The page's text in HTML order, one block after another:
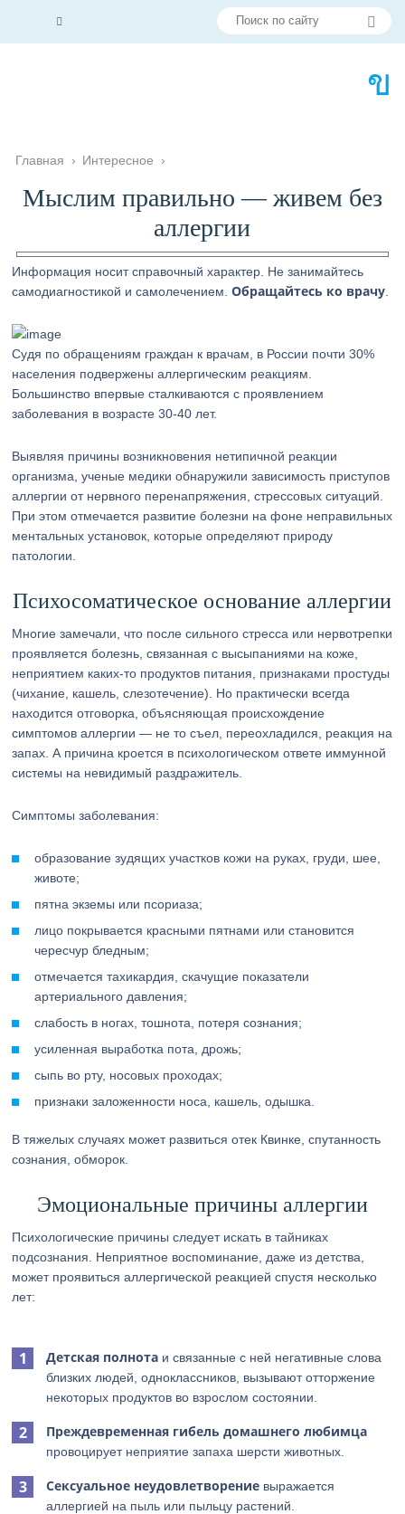
Главная › Интересное ›
Мыслим правильно — живем без
аллергии
Информация носит справочный характер. Не занимайтесь
самодиагностикой и самолечением.Обращайтесь ко врачу
Судя по обращениям граждан к врачам, в России почти 30%
населения подвержены аллергическим реакциям.
Большинство впервые сталкиваются с проявлением
заболевания в возрасте 30-40 лет.
Выявляя причины возникновения нетипичной реакции
организма, ученые медики обнаружили зависимость приступов
аллергии от нервного перенапряжения, стрессовых ситуаций.
При этом отмечается развитие болезни на фоне неправильных
ментальных установок, которые определяют природу
патологии.
Психосоматическое основание аллергии
Многие замечали, что после сильного стресса или нервотрепки
проявляется болезнь, связанная с высыпаниями на коже,
неприятием каких-то продуктов питания, признаками простуды
(чихание, кашель, слезотечение). Но практически всегда
находится отговорка, объясняющая происхождение
симптомов аллергии — не то съел, переохладился, реакция на
запах. А причина кроется в психологическом ответе иммунной
системы на невидимый раздражитель.
Симптомы заболевания:
образование зудящих участков кожи на руках, груди, шее,
животе;
пятна экземы или псориаза;
лицо покрывается красными пятнами или становится
чересчур бледным;
отмечается тахикардия, скачущие показатели
артериального давления;
слабость в ногах, тошнота, потеря сознания;
усиленная выработка пота, дрожь;
сыпь во рту, носовых проходах;
признаки заложенности носа, кашель, одышка.
В тяжелых случаях может развиться отек Квинке, спутанность
сознания, обморок.
Эмоциональные причины аллергии
Психологические причины следует искать в тайниках
подсознания. Неприятное воспоминание, даже из детства,
может проявиться аллергической реакцией спустя несколько
лет:
Детская полнота и связанные с ней негативные слова
близких людей, одноклассников, вызывают отторжение
некоторых продуктов во взрослом состоянии.
Преждевременная гибель домашнего любимца
провоцирует неприятие запаха шерсти животных.
Сексуальное неудовлетворение выражается
аллергией на пыль или пыльцу растений.